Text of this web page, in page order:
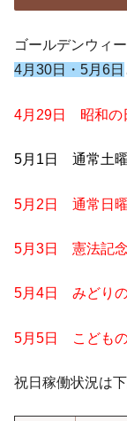
ゴールデンウィ
4月30日・5月6日
4月29日 昭和の
5月1日 通常土曜
5月2日 通常日曜
5月3日 憲法記念
5月4日 みどりの
5月5日 こどもの
祝日稼働状況は